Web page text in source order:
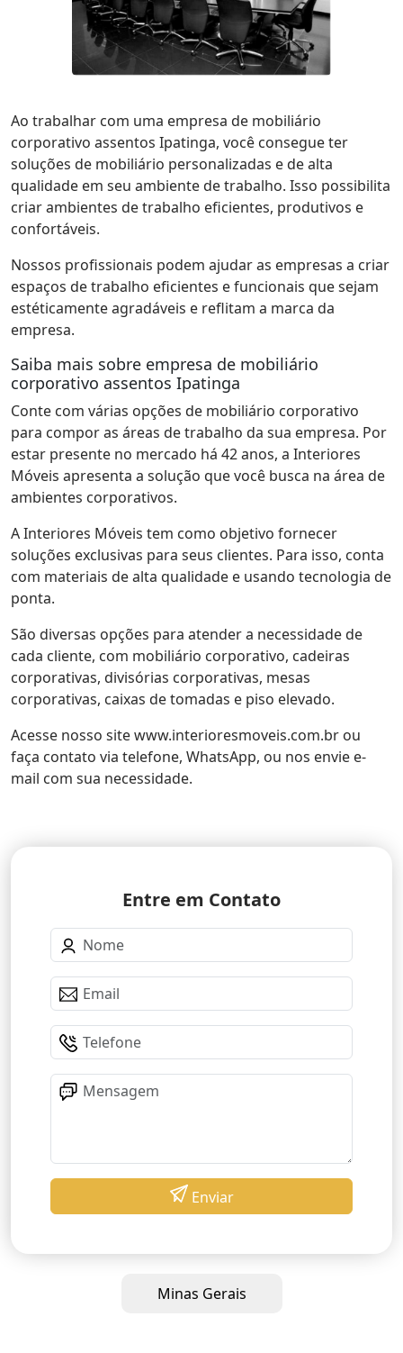
Ao trabalhar com uma empresa de mobiliário
corporativo assentos Ipatinga, você consegue ter
soluções de mobiliário personalizadas e de alta
qualidade em seu ambiente de trabalho. Isso possibilita
criar ambientes de trabalho eficientes, produtivos e
confortáveis.
Nossos profissionais podem ajudar as empresas a criar
espaços de trabalho eficientes e funcionais que sejam
estéticamente agradáveis e reflitam a marca da
empresa.
Saiba mais sobre empresa de mobiliário
corporativo assentos Ipatinga
Conte com várias opções de mobiliário corporativo
para compor as áreas de trabalho da sua empresa. Por
estar presente no mercado há 42 anos, a Interiores
Móveis apresenta a solução que você busca na área de
ambientes corporativos.
A Interiores Móveis tem como objetivo fornecer
soluções exclusivas para seus clientes. Para isso, conta
com materiais de alta qualidade e usando tecnologia de
ponta.
São diversas opções para atender a necessidade de
cada cliente, com mobiliário corporativo, cadeiras
corporativas, divisórias corporativas, mesas
corporativas, caixas de tomadas e piso elevado.
Acesse nosso site www.interioresmoveis.com.br ou
faça contato via telefone, WhatsApp, ou nos envie e-
mail com sua necessidade.
Entre em Contato
Enviar
Minas Gerais